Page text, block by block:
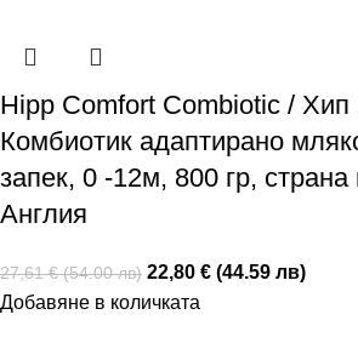
Hipp Comfort Combiotic /
Комбиотик адаптирано
запек, 0 -12м, 800 гр,
Англия
27,61 € (54.00 лв) 22,80 € (44.59 лв)
Добавяне в количката